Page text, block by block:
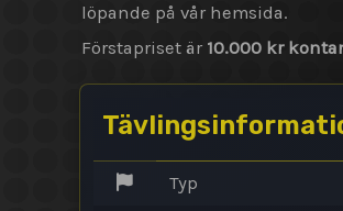
löpande på vår hemsida.
Förstapriset är 10.000 kr
Typ